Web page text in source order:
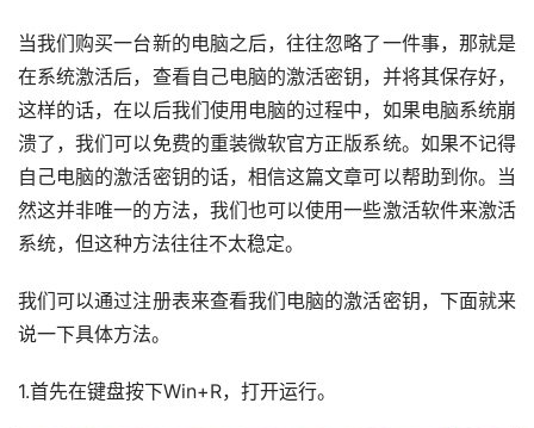
当我们购买一台新的电脑之后，往往忽略了一件事，那就是
在系统激活后，查看自己电脑的激活密钥，并将其保存好，
这样的话，在以后我们使用电脑的过程中，如果电脑系统崩
溃了，我们可以免费的重装微软官方正版系统。如果不记得
自己电脑的激活密钥的话，相信这篇文章可以帮助到你。当
然这并非唯一的方法，我们也可以使用一些激活软件来激活
系统，但这种方法往往不太稳定。
我们可以通过注册表来查看我们电脑的激活密钥，下面就来
说一下具体方法。
1.首先在键盘按下Win+R，打开运行。